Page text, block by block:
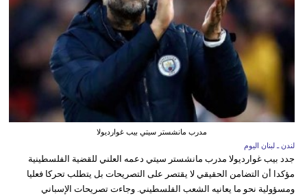
مدرب مانشستر سيتي بيب غوارديولا
لندن ـ لبنان اليوم
جدد بيب غوارديولا مدرب مانشستر سيتي دعمه العلني للقضية الفلسطينية
مؤكدا أن التضامن الحقيقي لا يقتصر على التصريحات بل يتطلب تحركا فعليا
ومسؤولية نحو ما يعانيه الشعب الفلسطيني. وجاءت تصريحات الإسباني